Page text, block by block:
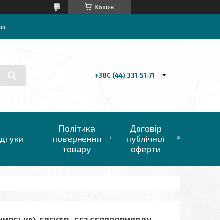
Кошик
+380 (44) 331-51-71
Політика
повернення
товару
Договір
публічної
оферти